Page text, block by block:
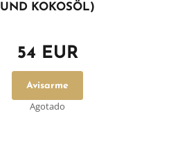
UND KOKOSÖL)
54 EUR
Avisarme
Agotado